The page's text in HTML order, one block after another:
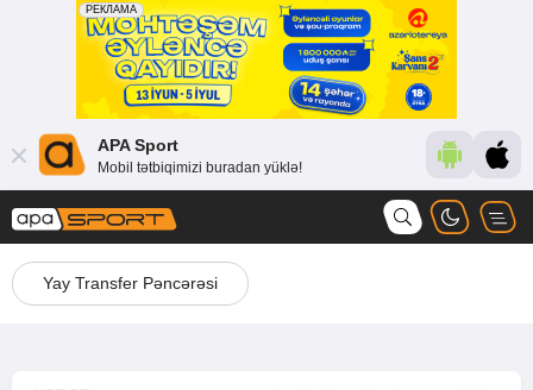
APA Sport
Mobil tətbiqimizi buradan yüklə!
Yay Transfer Pəncərəsi